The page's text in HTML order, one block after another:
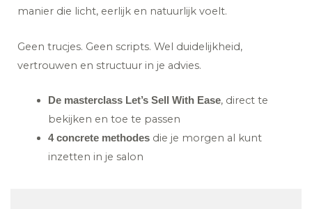
manier die licht, eerlijk en natuurlijk voelt.
Geen trucjes. Geen scripts. Wel duidelijkheid,
vertrouwen en structuur in je advies.
De masterclass Let’s Sell With Ease, direct te
bekijken en toe te passen
4 concrete methodesdie je morgen al kunt
inzetten in je salon